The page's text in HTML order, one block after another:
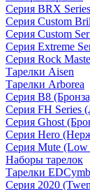
Серия BRX Series
Серия Custom
Серия Custom
Серия Extreme
Серия Rock
Тарелки Aisen
Тарелки Arborea
Серия B8
Серия FH Series
Серия Ghost
Серия Hero
Серия Mute (Low
Наборы тарелок
Тарелки
Серия 2020